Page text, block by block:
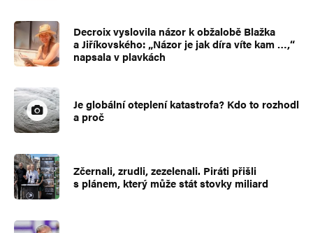
Decroix vyslovila názor k obžalobě Blažka
a Jiříkovského: „Názor je jak díra víte kam …,“
napsala v plavkách
Je globální oteplení katastrofa? Kdo to rozhodl
a proč
Zčernali, zrudli, zezelenali. Piráti přišli
s plánem, který může stát stovky miliard